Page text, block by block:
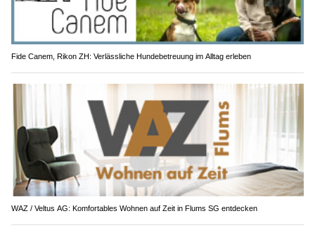
Fide Canem, Rikon ZH: Verlässliche Hundebetreuung im Alltag erleben
WAZ / Veltus AG: Komfortables Wohnen auf Zeit in Flums SG entdecken